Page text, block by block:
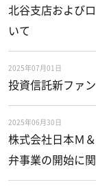
北谷支店および
いて
2025年07月01日
投資信託新ファ
2025年06月30日
株式会社日本Ｍ
弁事業の開始に